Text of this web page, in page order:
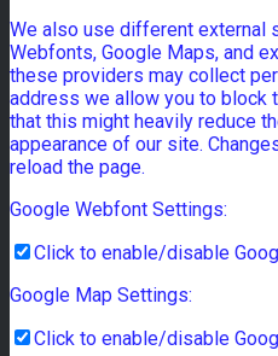
We also use different external
Webfonts, Google Maps, and
these providers may collect
address we allow you to block
that this might heavily reduce
appearance of our site.
reload the page.
Google Webfont Settings:
Click to enable/disable
Google Map Settings:
Click to enable/disable